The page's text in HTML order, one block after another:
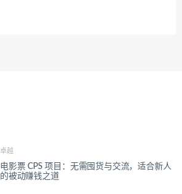
卓越
电影票 CPS 项目：无需囤货与交流，适合新人
的被动赚钱之道